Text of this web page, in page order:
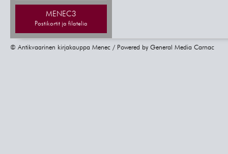
MENEC3
Postikortit ja filatelia
© Antikvaarinen kirjakauppa Menec / Powered by General Media Carnac